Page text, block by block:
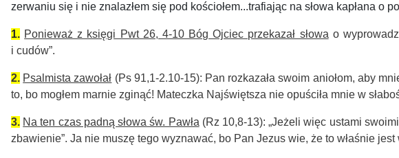
zerwaniu się i nie znalazłem się pod kościołem...trafiając na słowa kapłana
1. Ponieważ z księgi Pwt 26, 4-10 Bóg Ojciec przekazał słowa o
i cudów”.
2. Psalmista zawołał (Ps 91,1-2.10-15): Pan rozkazała swoim aniołom, aby
to, bo mogłem marnie zginąć! Mateczka Najświętsza nie opuściła mnie w
3. Na ten czas padną słowa św. Pawła (Rz 10,8-13): „Jeżeli więc ustami
zbawienie”. Ja nie muszę tego wyznawać, bo Pan Jezus wie, że to właśnie